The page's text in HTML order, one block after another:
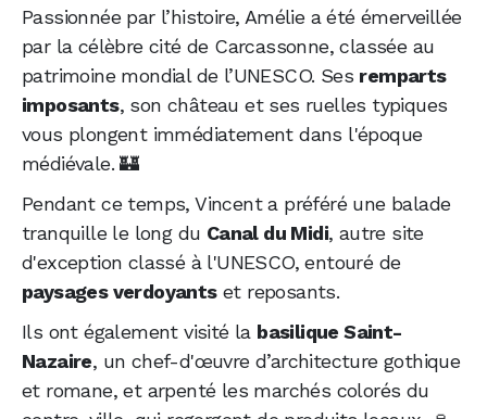
Passionnée par l’histoire, Amélie a été émerveillée
par la célèbre cité de Carcassonne, classée au
patrimoine mondial de l’UNESCO. Ses remparts
imposants, son château et ses ruelles typiques
vous plongent immédiatement dans l'époque
médiévale. 🏰
Pendant ce temps, Vincent a préféré une balade
tranquille le long du Canal du Midi, autre site
d'exception classé à l'UNESCO, entouré de
paysages verdoyantset reposants.
Ils ont également visité la basilique Saint-
Nazaire, un chef-d'œuvre d’architecture gothique
et romane, et arpenté les marchés colorés du